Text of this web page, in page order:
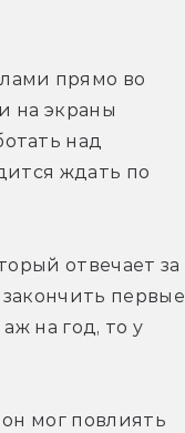
прямо во
на экраны
над
ждать по
отвечает за
первые
на год, то у
мог повлиять